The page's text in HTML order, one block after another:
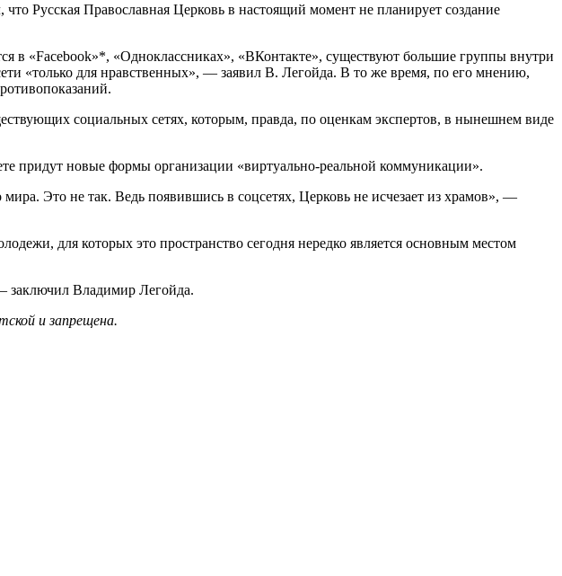
Русская Православная Церковь в настоящий момент не планирует создание
«Facebook»*, «Одноклассниках», «ВКонтакте», существуют большие группы внутри
«только для нравственных», — заявил В. Легойда. В то же время, по его мнению,
социальных сетях, которым, правда, по оценкам экспертов, в нынешнем виде
придут новые формы организации «виртуально-реальной коммуникации».
Это не так. Ведь появившись в соцсетях, Церковь не исчезает из храмов», —
для которых это пространство сегодня нередко является основным местом
заключил Владимир Легойда.
и запрещена.